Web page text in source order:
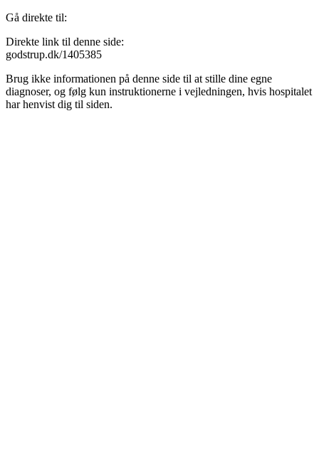
Gå direkte til:
Direkte link til denne side:
godstrup.dk/1405385
Brug ikke informationen på denne side til at stille dine egne
diagnoser, og følg kun instruktionerne i vejledningen, hvis hospitalet
har henvist dig til siden.